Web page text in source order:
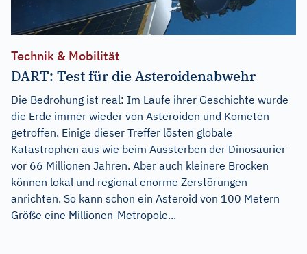
Technik & Mobilität
DART: Test für die Asteroidenabwehr
Die Bedrohung ist real: Im Laufe ihrer Geschichte wurde
die Erde immer wieder von Asteroiden und Kometen
getroffen. Einige dieser Treffer lösten globale
Katastrophen aus wie beim Aussterben der Dinosaurier
vor 66 Millionen Jahren. Aber auch kleinere Brocken
können lokal und regional enorme Zerstörungen
anrichten. So kann schon ein Asteroid von 100 Metern
Größe eine Millionen-Metropole...